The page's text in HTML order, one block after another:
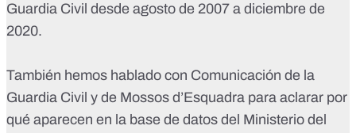
Guardia Civil desde agosto de 2007 a diciembre de
2020.
También hemos hablado con Comunicación de la
Guardia Civil y de Mossos d’Esquadra para aclarar por
qué aparecen en la base de datos del Ministerio del